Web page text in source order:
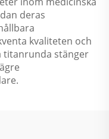
deras
kvaliteten och
titanrunda stänger